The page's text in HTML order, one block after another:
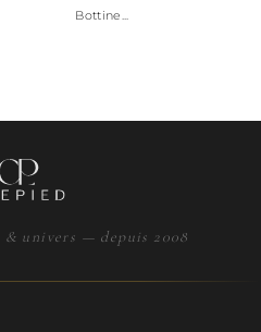
Bottine...
& univers — depuis 2008